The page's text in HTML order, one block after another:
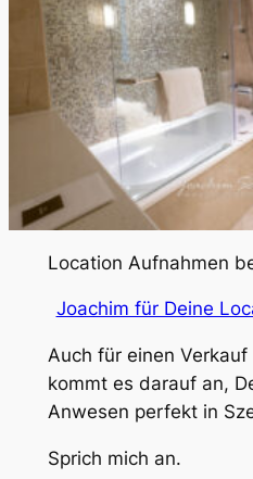
Location Aufnahmen
Joachim für Deine
Auch für einen Verkauf
kommt es darauf an,
Anwesen perfekt in
Sprich mich an.